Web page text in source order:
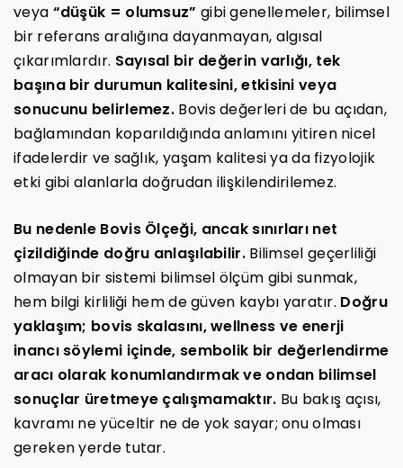
veya “düşük = olumsuz” gibi genellemeler, bilimsel
bir referans aralığına dayanmayan, algısal
çıkarımlardır. Sayısal bir değerin varlığı, tek
başına bir durumun kalitesini, etkisini veya
sonucunu belirlemez. Bovis değerleri de bu açıdan,
bağlamından koparıldığında anlamını yitiren nicel
ifadelerdir ve sağlık, yaşam kalitesi ya da fizyolojik
etki gibi alanlarla doğrudan ilişkilendirilemez.
Bu nedenle Bovis Ölçeği, ancak sınırları net
çizildiğinde doğru anlaşılabilir.Bilimsel geçerliliği
olmayan bir sistemi bilimsel ölçüm gibi sunmak,
hem bilgi kirliliği hem de güven kaybı yaratır. Doğru
yaklaşım; bovis skalasını, wellness ve enerji
inancı söylemi içinde, sembolik bir değerlendirme
aracı olarak konumlandırmak ve ondan bilimsel
sonuçlar üretmeye çalışmamaktır. Bu bakış açısı,
kavramı ne yüceltir ne de yok sayar; onu olması
gereken yerde tutar.